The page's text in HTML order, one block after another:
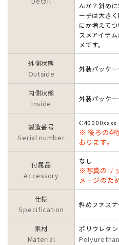
んか？斜め
ーチは大き
にか増えて
スメアイテ
メです。
外側状態
Outside
外装パッケー
内側状態
Inside
外装パッケー
製造番号
Serial number
C40000xxxx
※ 後ろの4
おります。
付属品
Accessory
なし
※写真のリ
メージのた
仕様
Specification
斜めファス
素材
Material
ポリウレタ